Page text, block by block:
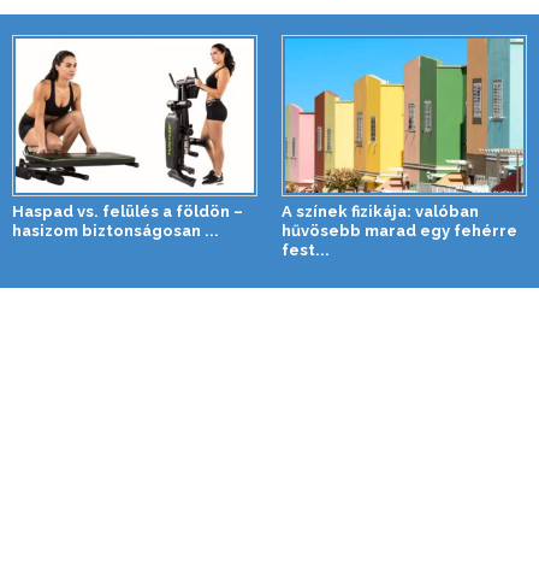
Haspad vs. felülés a földön –
hasizom biztonságosan ...
A színek fizikája: valóban
hűvösebb marad egy fehérre
fest...